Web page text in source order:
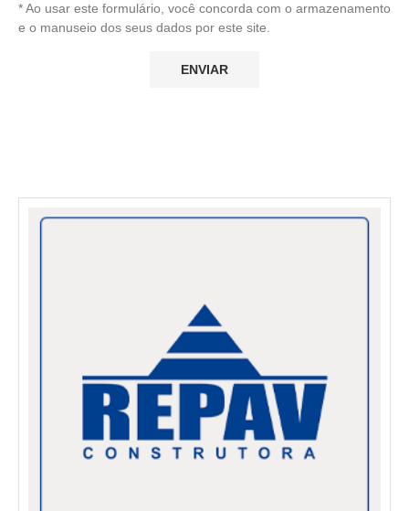
* Ao usar este formulário, você concorda com o armazenamento
e o manuseio dos seus dados por este site.